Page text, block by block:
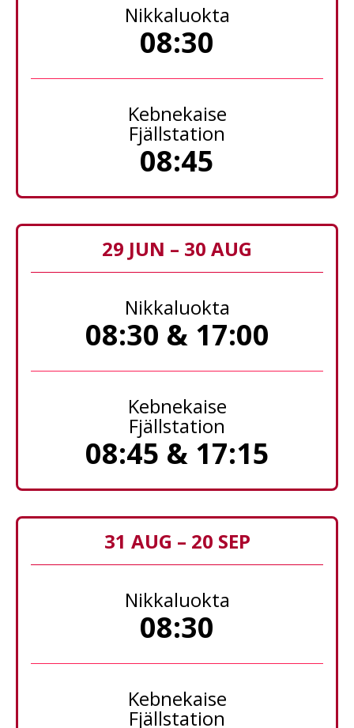
Nikkaluokta
08:30
Kebnekaise
Fjällstation
08:45
29 JUN – 30 AUG
Nikkaluokta
08:30 & 17:00
Kebnekaise
Fjällstation
08:45 & 17:15
31 AUG – 20 SEP
Nikkaluokta
08:30
Kebnekaise
Fjällstation